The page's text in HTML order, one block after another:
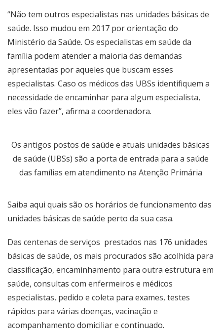
“Não tem outros especialistas nas unidades básicas de
saúde. Isso mudou em 2017 por orientação do
Ministério da Saúde. Os especialistas em saúde da
família podem atender a maioria das demandas
apresentadas por aqueles que buscam esses
especialistas. Caso os médicos das UBSs identifiquem a
necessidade de encaminhar para algum especialista,
eles vão fazer”, afirma a coordenadora.
Os antigos postos de saúde e atuais unidades básicas
de saúde (UBSs) são a porta de entrada para a saúde
das famílias em atendimento na Atenção Primária
Saiba aqui quais são os horários de funcionamento das
unidades básicas de saúde perto da sua casa.
Das centenas de serviços prestados nas 176 unidades
básicas de saúde, os mais procurados são acolhida para
classificação, encaminhamento para outra estrutura em
saúde, consultas com enfermeiros e médicos
especialistas, pedido e coleta para exames, testes
rápidos para várias doenças, vacinação e
acompanhamento domiciliar e continuado.